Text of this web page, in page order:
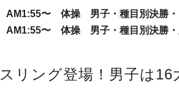
AM1:55〜 体操 男子・種目別決勝
AM1:55〜 体操 男子・種目別決勝
リング登場！男子は